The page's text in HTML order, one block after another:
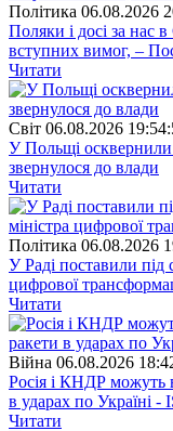
Полiтика 06.08.2026
Поляки і досі за нас
вступних вимог, –
Читати
Свiт 06.08.2026
У Польщі осквернили
звернулося до влади
Читати
Полiтика 06.08.2026
У Раді поставили під
цифрової
Читати
Війна 06.08.2026
Росія і КНДР можуть
в ударах по Україні -
Читати